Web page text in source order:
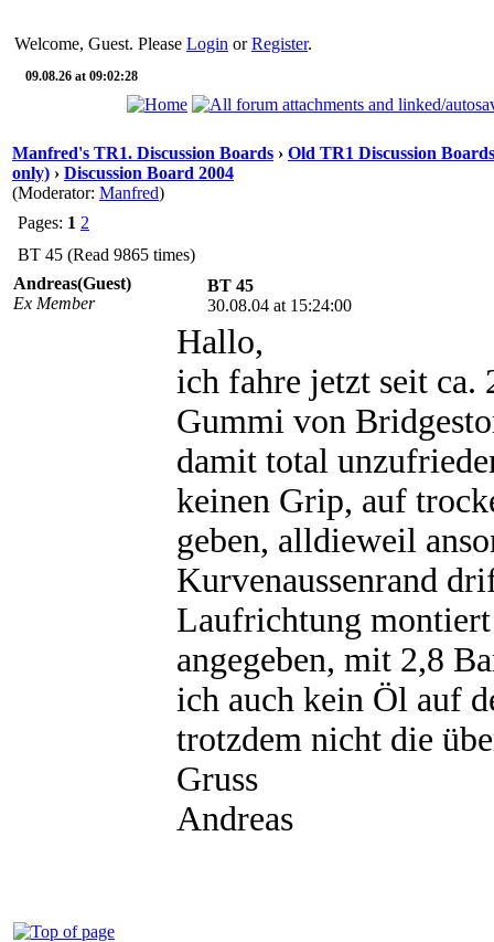
Welcome, Guest. Please Login orRegister.
09.08.26 at 09:02:28
Manfred's TR1. Discussion Boards › Old TR1 Discussion
only) › Discussion Board 2004
(Moderator: Manfred)
Pages: 1 2
BT 45 (Read 9865 times)
Andreas(Guest)
Ex Member
BT 45
30.08.04 at 15:24:00
Hallo,
ich fahre jetzt seit ca.
Gummi von
damit total
keinen Grip, auf
geben, alldieweil
Kurvenaussenrand
Laufrichtung
angegeben, mit 2,8
ich auch kein Öl auf
trotzdem nicht die
Gruss
Andreas